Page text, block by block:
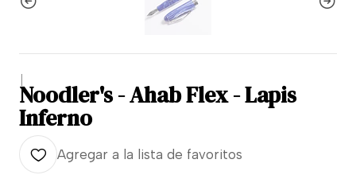
|
Noodler's - Ahab Flex - Lapis
Inferno
Agregar a la lista de favoritos